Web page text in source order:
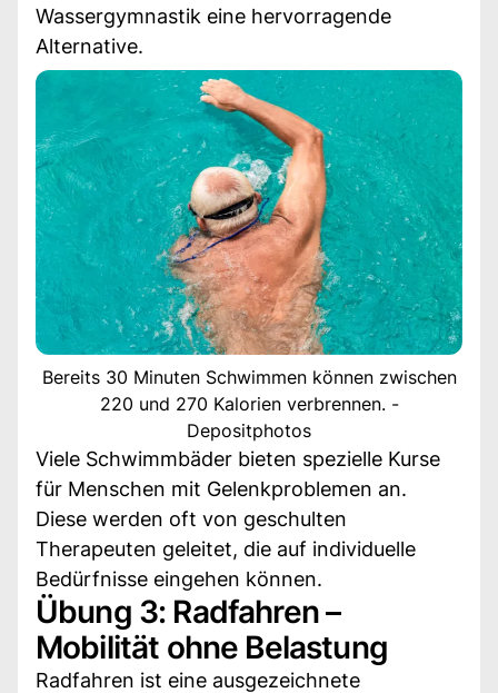
Wassergymnastik eine hervorragende
Alternative.
Bereits 30 Minuten Schwimmen können zwischen
220 und 270 Kalorien verbrennen. -
Depositphotos
Viele Schwimmbäder bieten spezielle Kurse
für Menschen mit Gelenkproblemen an.
Diese werden oft von geschulten
Therapeuten geleitet, die auf individuelle
Bedürfnisse eingehen können.
Übung 3: Radfahren –
Mobilität ohne Belastung
Radfahren ist eine ausgezeichnete